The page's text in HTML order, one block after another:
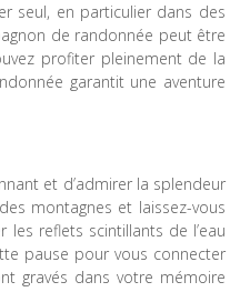
seul, en particulier dans des
de randonnée peut être
profiter pleinement de la
garantit une aventure
et d’admirer la splendeur
montagnes et laissez-vous
reflets scintillants de l’eau
pause pour vous connecter
gravés dans votre mémoire